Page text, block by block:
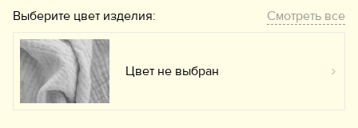
Выберите цвет изделия: Смотреть все
Цвет не выбран